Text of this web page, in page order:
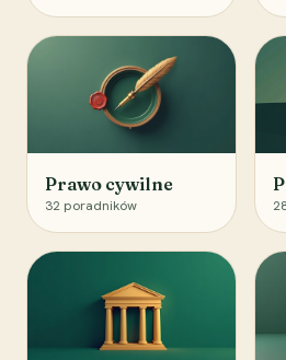
Prawo cywilne
32 poradników